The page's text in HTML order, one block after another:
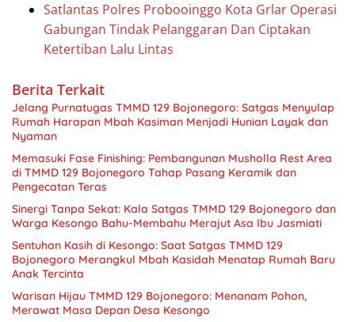
Satlantas Polres Probooinggo Kota Grlar Operasi
Gabungan Tindak Pelanggaran Dan Ciptakan
Ketertiban Lalu Lintas
Berita Terkait
Jelang Purnatugas TMMD 129 Bojonegoro: Satgas Menyulap
Rumah Harapan Mbah Kasiman Menjadi Hunian Layak dan
Nyaman
Memasuki Fase Finishing: Pembangunan Musholla Rest Area
di TMMD 129 Bojonegoro Tahap Pasang Keramik dan
Pengecatan Teras
Sinergi Tanpa Sekat: Kala Satgas TMMD 129 Bojonegoro dan
Warga Kesongo Bahu-Membahu Merajut Asa Ibu Jasmiati
Sentuhan Kasih di Kesongo: Saat Satgas TMMD 129
Bojonegoro Merangkul Mbah Kasidah Menatap Rumah Baru
Anak Tercinta
Warisan Hijau TMMD 129 Bojonegoro: Menanam Pohon,
Merawat Masa Depan Desa Kesongo